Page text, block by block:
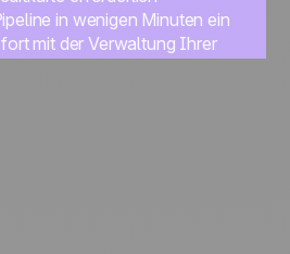
in wenigen Minuten ein
mit der Verwaltung Ihrer